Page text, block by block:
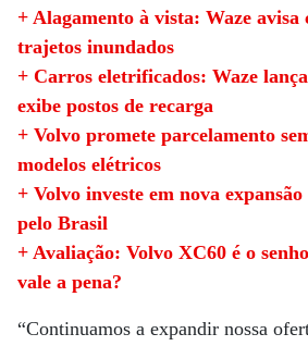
+ Alagamento à vista: Waze avisa
trajetos inundados
+ Carros eletrificados: Waze
exibe postos de recarga
+ Volvo promete parcelamento
modelos elétricos
+ Volvo investe em nova
pelo Brasil
+ Avaliação: Volvo XC60 é o
vale a pena?
“Continuamos a expandir nossa